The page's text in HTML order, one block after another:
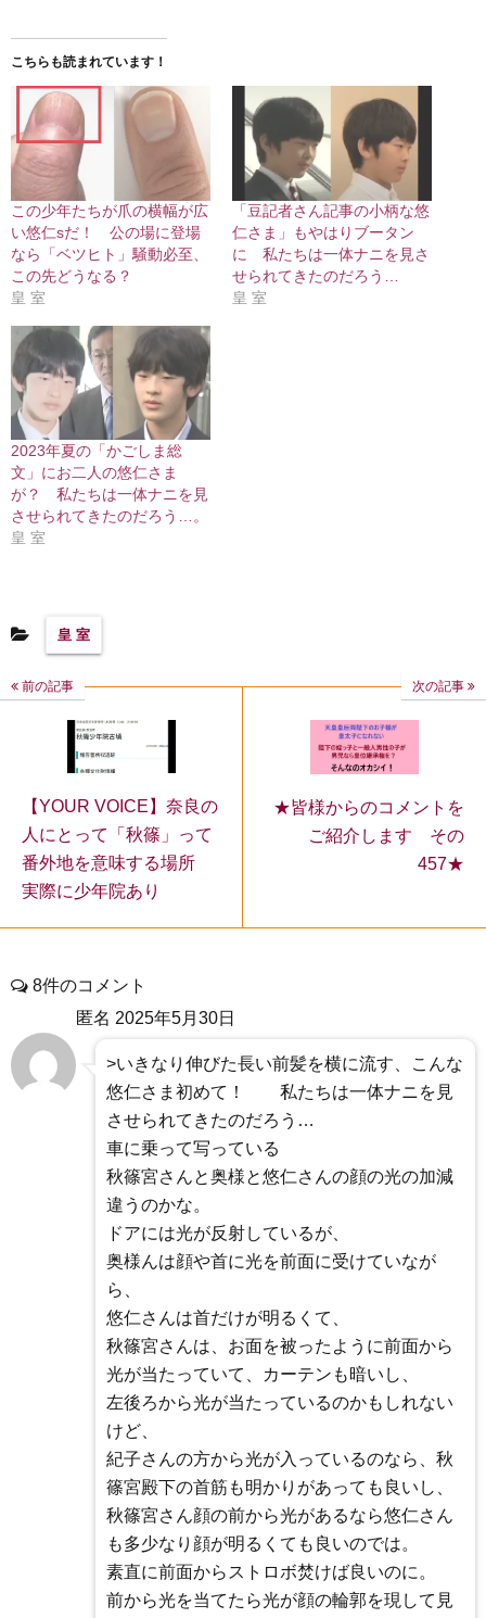
こちらも読まれています！
この少年たちが爪の横幅が広
い悠仁sだ！ 公の場に登場
なら「ベツヒト」騒動必至、
この先どうなる？
皇 室
「豆記者さん記事の小柄な悠
仁さま」もやはりブータン
に 私たちは一体ナニを見さ
せられてきたのだろう…
皇 室
2023年夏の「かごしま総
文」にお二人の悠仁さま
が？ 私たちは一体ナニを見
させられてきたのだろう…。
皇 室
皇 室
前の記事
【YOUR VOICE】奈良の
人にとって「秋篠」って
番外地を意味する場所
実際に少年院あり
次の記事
★皆様からのコメントを
ご紹介します その
457★
8件のコメント
匿名 2025年5月30日
>いきなり伸びた長い前髪を横に流す、こんな
悠仁さま初めて！ 私たちは一体ナニを見
させられてきたのだろう…
車に乗って写っている
秋篠宮さんと奥様と悠仁さんの顔の光の加減
違うのかな。
ドアには光が反射しているが、
奥様んは顔や首に光を前面に受けていなが
ら、
悠仁さんは首だけが明るくて、
秋篠宮さんは、お面を被ったように前面から
光が当たっていて、カーテンも暗いし、
左後ろから光が当たっているのかもしれない
けど、
紀子さんの方から光が入っているのなら、秋
篠宮殿下の首筋も明かりがあっても良いし、
秋篠宮さん顔の前から光があるなら悠仁さん
も多少なり顔が明るくても良いのでは。
素直に前面からストロボ焚けば良いのに。
前から光を当てたら光が顔の輪郭を現して見